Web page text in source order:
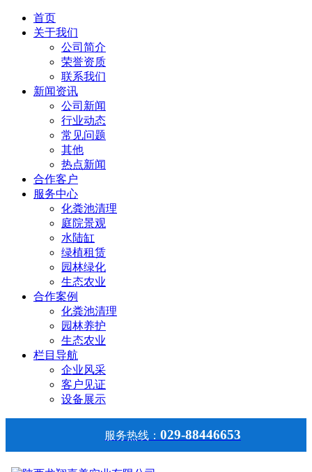
首页
关于我们
公司简介
荣誉资质
联系我们
新闻资讯
公司新闻
行业动态
常见问题
其他
热点新闻
合作客户
服务中心
化粪池清理
庭院景观
水陆缸
绿植租赁
园林绿化
生态农业
合作案例
化粪池清理
园林养护
生态农业
栏目导航
企业风采
客户见证
设备展示
服务热线： 029-88446653